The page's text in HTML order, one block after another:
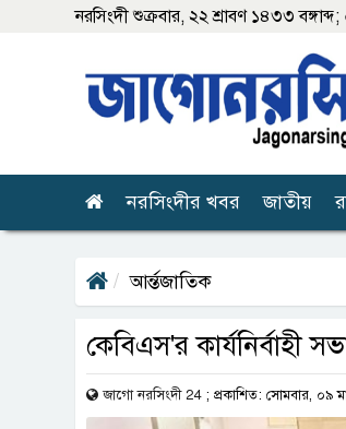
নরসিংদী শুক্রবার, ২২ শ্রাবণ ১৪৩৩
নরসিংদীর খবর জাতীয়
আর্ন্তজাতিক
কেবিএস'র কার্যনির্বাহী
জাগো নরসিংদী 24 ; প্রকাশিত: সোমবার, ০৯